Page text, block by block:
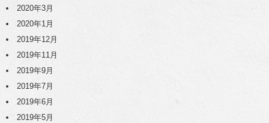
2020年3月
2020年1月
2019年12月
2019年11月
2019年9月
2019年7月
2019年6月
2019年5月